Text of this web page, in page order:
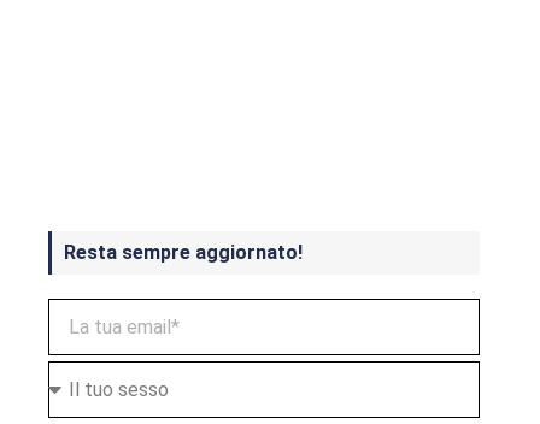
Resta sempre aggiornato!